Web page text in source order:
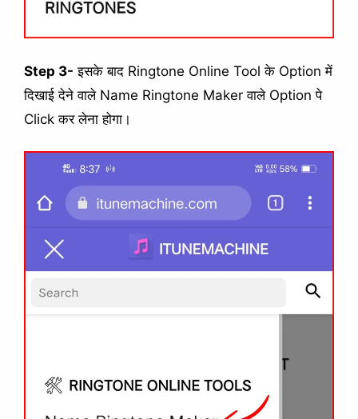
Step 3- इसके बाद Ringtone Online Tool के Option में
दिखाई देने वाले Name Ringtone Maker वाले Option पे
Click कर लेना होगा।